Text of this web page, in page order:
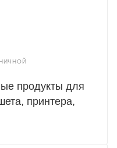
продукты для
принтера,